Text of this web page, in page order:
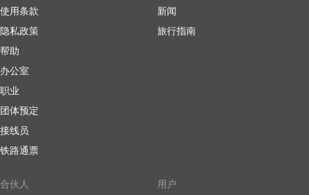
使用条款
隐私政策
帮助
办公室
职业
团体预定
接线员
铁路通票
新闻
旅行指南
合伙人
用户